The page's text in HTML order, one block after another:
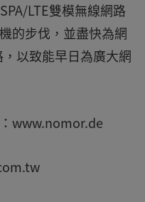
LTE雙模無線網路
的步伐，並盡快為網
以致能早日為廣大網
www.nomor.de